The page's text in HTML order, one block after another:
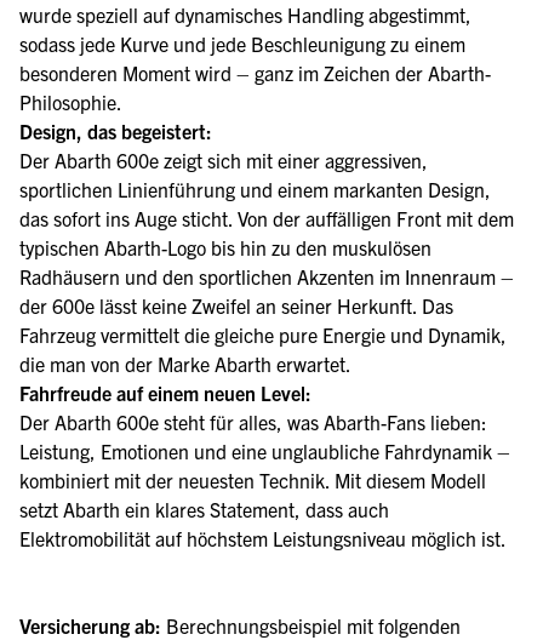
wurde speziell auf dynamisches Handling abgestimmt,
sodass jede Kurve und jede Beschleunigung zu einem
besonderen Moment wird – ganz im Zeichen der Abarth-
Philosophie.
Design, das begeistert:
Der Abarth 600e zeigt sich mit einer aggressiven,
sportlichen Linienführung und einem markanten Design,
das sofort ins Auge sticht. Von der auffälligen Front mit dem
typischen Abarth-Logo bis hin zu den muskulösen
Radhäusern und den sportlichen Akzenten im Innenraum –
der 600e lässt keine Zweifel an seiner Herkunft. Das
Fahrzeug vermittelt die gleiche pure Energie und Dynamik,
die man von der Marke Abarth erwartet.
Fahrfreude auf einem neuen Level:
Der Abarth 600e steht für alles, was Abarth-Fans lieben:
Leistung, Emotionen und eine unglaubliche Fahrdynamik –
kombiniert mit der neuesten Technik. Mit diesem Modell
setzt Abarth ein klares Statement, dass auch
Elektromobilität auf höchstem Leistungsniveau möglich ist.
Versicherung ab: Berechnungsbeispiel mit folgenden